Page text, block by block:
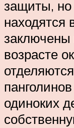
защиты,
находятся
возрасте
одиноких